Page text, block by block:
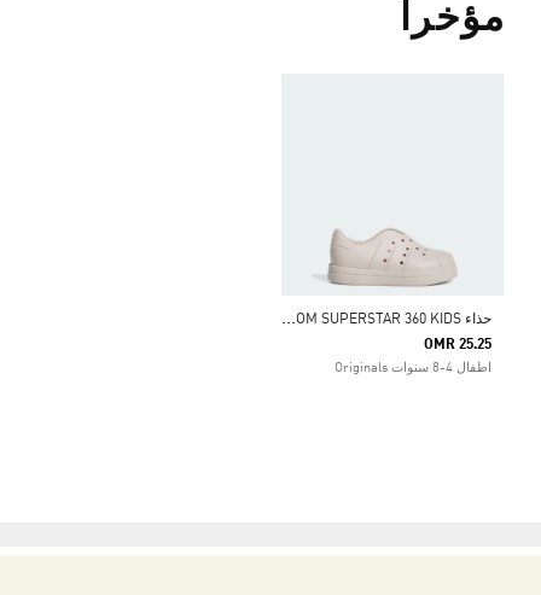
مؤخراً
ح
ذاء ADIFOM SUPERSTAR 360 KIDS
OMR 25.25
اطفال 4-8 سنوات Originals